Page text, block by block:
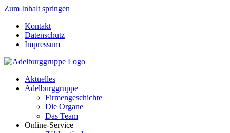
Zum Inhalt springen
Kontakt
Datenschutz
Impressum
Aktuelles
Adelburggruppe
Firmengeschichte
Die Organe
Das Team
Online-Service